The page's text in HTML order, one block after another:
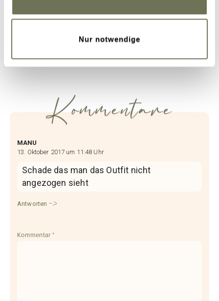
Nur notwendige
12. Oktober 2017
Kommentare
MANU
13. Oktober 2017 um 11:48 Uhr
Schade das man das Outfit nicht
angezogen sieht
Antworten
Kommentar *